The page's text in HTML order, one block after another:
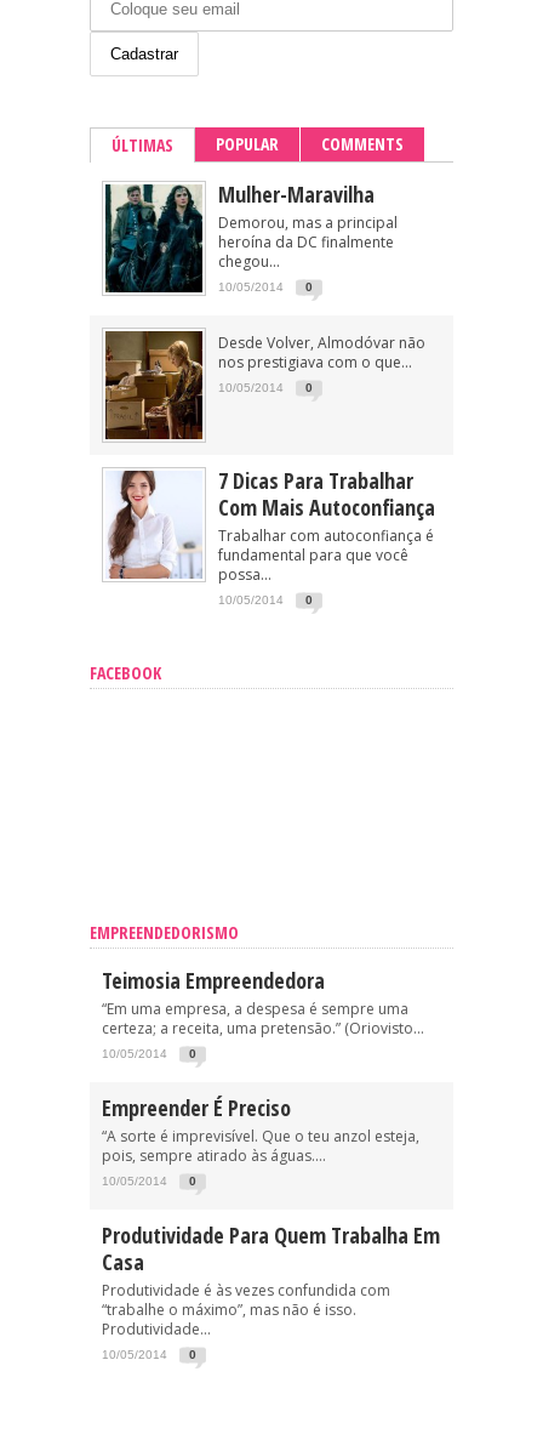
ÚLTIMAS POPULAR COMMENTS
Mulher-Maravilha
Demorou, mas a principal
heroína da DC finalmente
chegou...
10/05/2014 0
Desde Volver, Almodóvar não
nos prestigiava com o que...
10/05/2014 0
7 Dicas Para Trabalhar
Com Mais Autoconfiança
Trabalhar com autoconfiança é
fundamental para que você
possa...
10/05/2014 0
FACEBOOK
EMPREENDEDORISMO
Teimosia Empreendedora
“Em uma empresa, a despesa é sempre uma
certeza; a receita, uma pretensão.” (Oriovisto...
10/05/2014 0
Empreender É Preciso
“A sorte é imprevisível. Que o teu anzol esteja,
pois, sempre atirado às águas....
10/05/2014 0
Produtividade Para Quem Trabalha Em
Casa
Produtividade é às vezes confundida com
“trabalhe o máximo”, mas não é isso.
Produtividade...
10/05/2014 0